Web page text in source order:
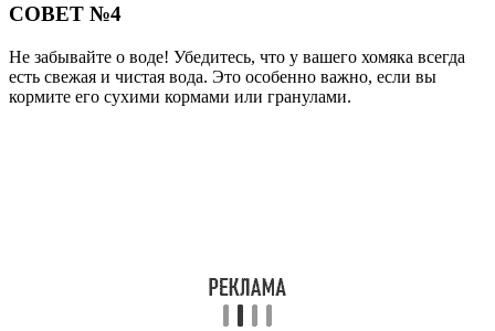
СОВЕТ №4
Не забывайте о воде! Убедитесь, что у вашего хомяка всегда
есть свежая и чистая вода. Это особенно важно, если вы
кормите его сухими кормами или гранулами.